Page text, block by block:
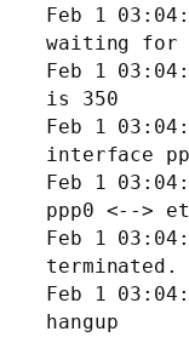
Feb 1
waiting for
Feb 1
is 350
Feb 1
interface
Feb 1
ppp0 <-->
Feb 1
terminated.
Feb 1
hangup